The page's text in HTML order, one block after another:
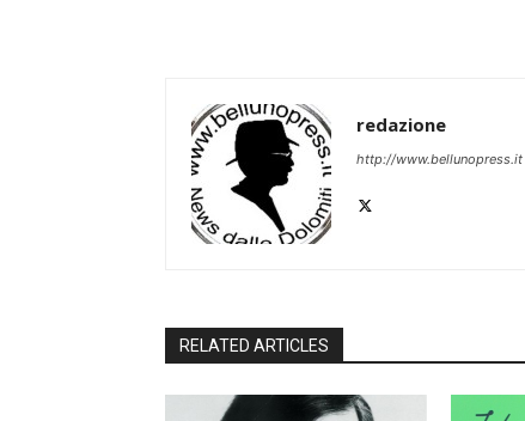
redazione
http://www.bellunopress.it
RELATED ARTICLES